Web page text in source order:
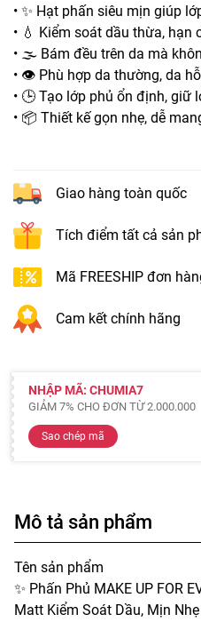
• ✨ Hạt phấn siêu mịn giúp
• 💧 Kiểm soát dầu thừa,
• 🌫️ Bám đều trên da mà
• 👁️ Phù hợp da thường, da
• 🕒 Tạo lớp phủ ổn định, giữ
• 📦 Thiết kế gọn nhẹ, dễ
Giao hàng toàn quốc
Tích điểm tất cả sản
Mã FREESHIP đơn
Cam kết chính hãng
NHẬP MÃ: CHUMIA7
GIẢM 7% CHO ĐƠN TỪ 2.000.000
Sao chép mã
Mô tả sản phẩm
Tên sản phẩm
✨ Phấn Phủ MAKE UP FOR
Matt Kiểm Soát Dầu, Mịn Nhẹ